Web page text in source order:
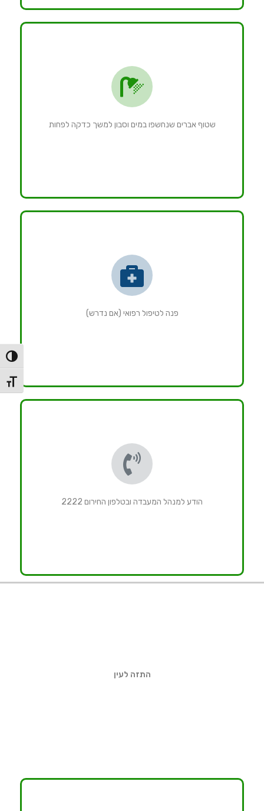
מתג
שטוף אברים שנחשפו במים וסבון למשך כדקה לפחות
פנה לטיפול רפואי (אם נדרש)
הודע למנהל המעבדה ובטלפון החירום 2222
התזה לעין